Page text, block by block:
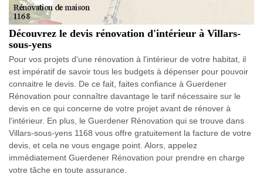
Découvrez le devis rénovation d'intérieur à Villars-
sous-yens
Pour vos projets d'une rénovation à l'intérieur de votre habitat, il
est impératif de savoir tous les budgets à dépenser pour pouvoir
connaitre le devis. De ce fait, faites confiance à Guerdener
Rénovation pour connaître davantage le tarif nécessaire sur le
devis en ce qui concerne de votre projet avant de rénover à
l'intérieur. En plus, le Guerdener Rénovation qui se trouve dans
Villars-sous-yens 1168 vous offre gratuitement la facture de votre
devis, et cela ne vous engage point. Alors, appelez
immédiatement Guerdener Rénovation pour prendre en charge
votre tâche en toute assurance.